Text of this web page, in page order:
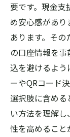
要です。現金
め安心感があ
あります。そ
の口座情報を
込を避けるよ
ーやQRコード
選択肢に含め
い方法を理解
性を高めること